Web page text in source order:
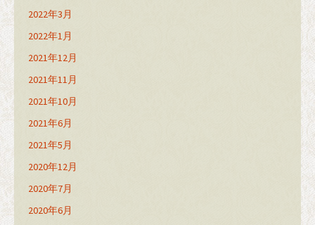
2022年3月
2022年1月
2021年12月
2021年11月
2021年10月
2021年6月
2021年5月
2020年12月
2020年7月
2020年6月